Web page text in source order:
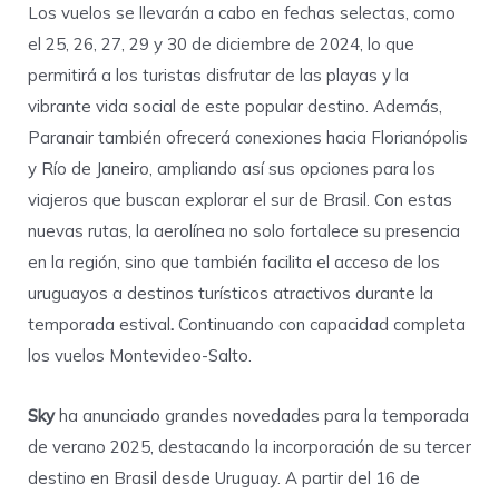
Los vuelos se llevarán a cabo en fechas selectas, como
el 25, 26, 27, 29 y 30 de diciembre de 2024, lo que
permitirá a los turistas disfrutar de las playas y la
vibrante vida social de este popular destino. Además,
Paranair también ofrecerá conexiones hacia Florianópolis
y Río de Janeiro, ampliando así sus opciones para los
viajeros que buscan explorar el sur de Brasil. Con estas
nuevas rutas, la aerolínea no solo fortalece su presencia
en la región, sino que también facilita el acceso de los
uruguayos a destinos turísticos atractivos durante la
temporada estival. Continuando con capacidad completa
los vuelos Montevideo-Salto.
Skyha anunciado grandes novedades para la temporada
de verano 2025, destacando la incorporación de su tercer
destino en Brasil desde Uruguay. A partir del 16 de